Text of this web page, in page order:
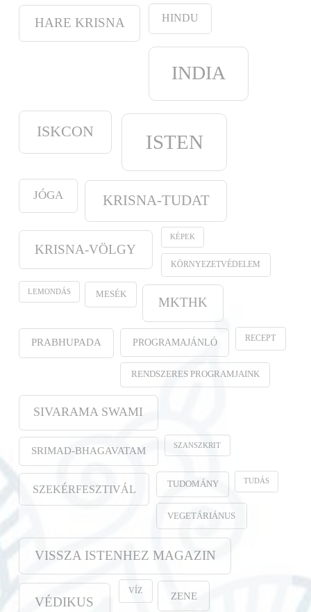
HARE KRISNA HINDU
INDIA
ISKCON ISTEN
JÓGA KRISNA-TUDAT
KRISNA-VÖLGY
KÉPEK
KÖRNYEZETVÉDELEM
LEMONDÁS MESÉK
MKTHK
PRABHUPADA PROGRAMAJÁNLÓ RECEPT
RENDSZERES PROGRAMJAINK
SIVARAMA SWAMI
SRIMAD-BHAGAVATAM SZANSZKRIT
SZEKÉRFESZTIVÁL TUDOMÁNY TUDÁS
VEGETÁRIÁNUS
VISSZA ISTENHEZ MAGAZIN
VÉDIKUS
VÍZ ZENE